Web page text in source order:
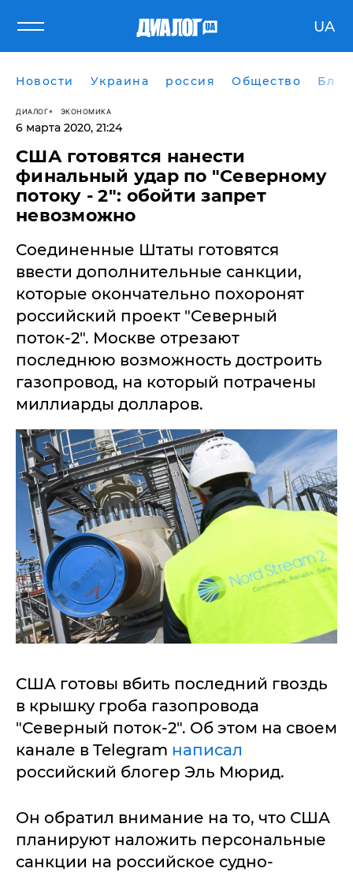
UA
Новости Украина россия Общество
ДИАЛОГ ЭКОНОМИКА
6 марта 2020, 21:24
США готовятся нанести
финальный удар по "Северному
потоку - 2": обойти запрет
невозможно
​Соединенные Штаты готовятся
ввести дополнительные санкции,
которые окончательно похоронят
российский проект "Северный
поток-2". Москве отрезают
последнюю возможность достроить
газопровод, на который потрачены
миллиарды долларов.
США готовы вбить последний гвоздь
в крышку гроба газопровода
"Северный поток-2". Об этом на своем
канале в Telegram написал
российский блогер Эль Мюрид.
Он обратил внимание на то, что США
планируют наложить персональные
санкции на российское судно-